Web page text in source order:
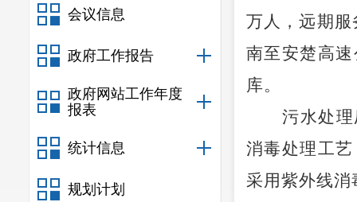
会议信息
政府工作报告
政府网站工作年度
报表
统计信息
规划计划
万人，远期
南至安楚高
库。
污水处
消毒处理工
采用紫外线